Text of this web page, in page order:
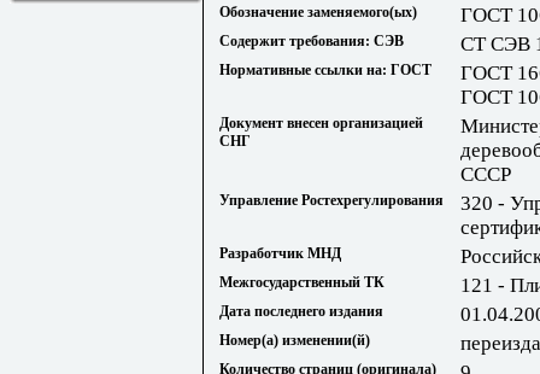
Обозначение заменяемого(ых) ГОСТ
Содержит требования: СЭВ СТ СЭВ
Нормативные ссылки на: ГОСТ
ГОСТ
ГОСТ
Документ внесен организацией
СНГ
СССР
Управление Ростехрегулирования
320 -
Разработчик МНД
Межгосударственный ТК 121 -
Дата последнего издания
Номер(а) изменении(й)
Количество страниц (оригинала)